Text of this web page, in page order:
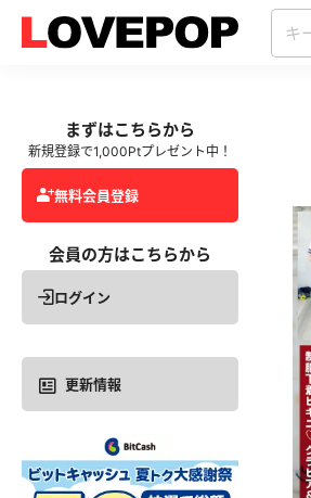
まずはこちらから
新規登録で1,000Ptプレゼント中！
無料会員登録
会員の方はこちらから
ログイン
更新情報